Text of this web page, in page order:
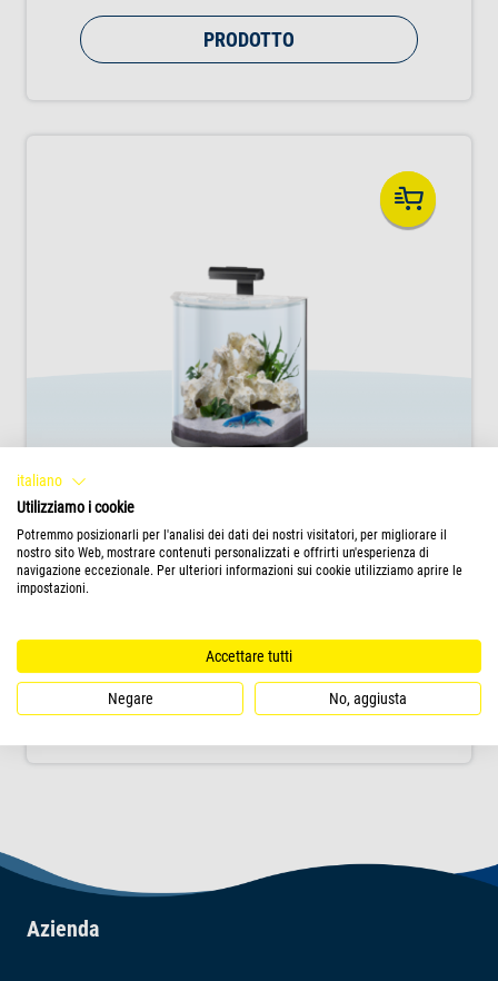
PRODOTTO
Tetra Explorer Line
Tetra AquaArt Explorer Line è un set di
acquario completo, con un acquario
vetro anteriore ricurvo a 180°.
Azienda
italiano
Utilizziamo i cookie
Potremmo posizionarli per l'analisi dei dati dei nostri visitatori, per migliorare il
nostro sito Web, mostrare contenuti personalizzati e offrirti un'esperienza di
navigazione eccezionale. Per ulteriori informazioni sui cookie utilizziamo aprire le
impostazioni.
Accettare tutti
Negare No, aggiusta